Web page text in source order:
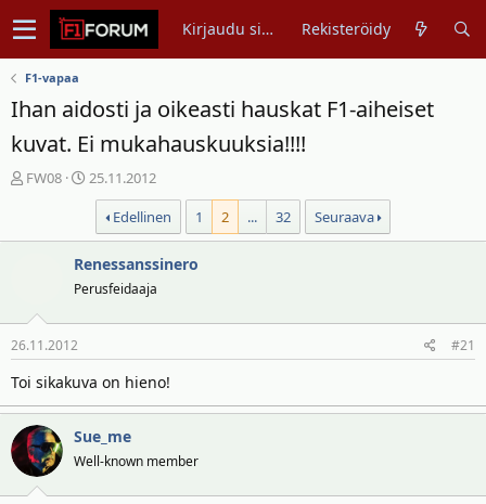
Kirjaudu sisään Rekisteröidy
F1-vapaa
Ihan aidosti ja oikeasti hauskat F1-aiheiset
kuvat. Ei mukahauskuuksia!!!!
V
s
e
t
u
n
a
l
o
FW08
A
i
t
u
p
v
ä
m
ä
25.11.2012
Edellinen
1 2 ... 32 Seuraava
Renessanssinero
Perusfeidaaja
26.11.2012 #21
Toi sikakuva on hieno!
Sue_me
Well-known member